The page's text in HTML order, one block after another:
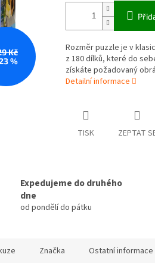
Kč
%
Rozměr puzzle je v
z 180 dílků, které do
získáte požadovaný
Detailní informace
TISK ZEPTAT
Expedujeme do druhého
dne
od pondělí do pátku
Značka Ostatní informace